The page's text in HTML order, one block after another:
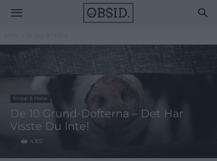
Kropp & Hälsa
De 10 Grund-Dofterna – Det Här
Visste Du Inte!
4302